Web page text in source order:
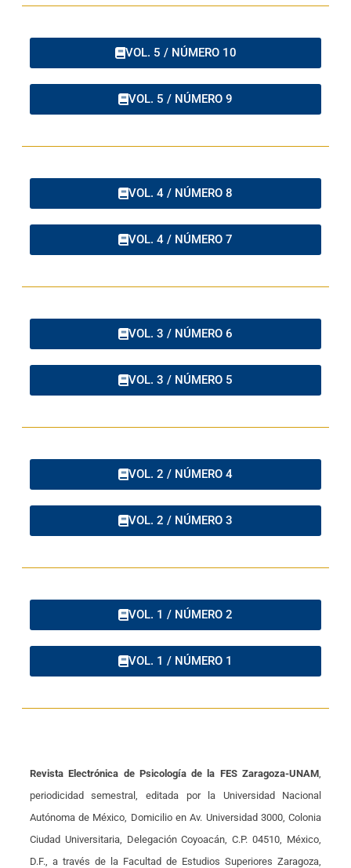
VOL. 5 / NÚMERO 10
VOL. 5 / NÚMERO 9
VOL. 4 / NÚMERO 8
VOL. 4 / NÚMERO 7
VOL. 3 / NÚMERO 6
VOL. 3 / NÚMERO 5
VOL. 2 / NÚMERO 4
VOL. 2 / NÚMERO 3
VOL. 1 / NÚMERO 2
VOL. 1 / NÚMERO 1
Revista Electrónica de Psicología de la FES Zaragoza-UNAM
periodicidad semestral, editada por la Universidad Nacional
Autónoma de México, Domicilio en Av. Universidad 3000, Colonia
Ciudad Universitaria, Delegación Coyoacán, C.P. 04510, México,
D.F., a través de la Facultad de Estudios Superiores Zaragoza,